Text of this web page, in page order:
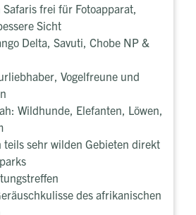
frei für Fotoapparat,
Sicht
Delta, Savuti, Chobe NP &
Vogelfreune und
Wildhunde, Elefanten, Löwen,
sehr wilden Gebieten direkt
des afrikanischen